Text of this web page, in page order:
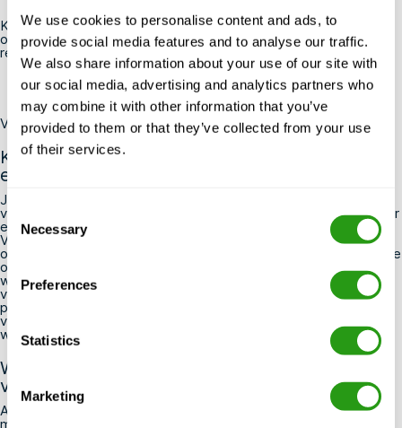
We use cookies to personalise content and ads, to
provide social media features and to analyse our traffic.
We also share information about your use of our site with
our social media, advertising and analytics partners who
may combine it with other information that you’ve
provided to them or that they’ve collected from your use
of their services.
Consent
Selection
Necessary
Preferences
Statistics
Marketing
Klaar om je certificaat te halen voor je volgende offshore-
opdracht? Bekijk onze BOSIET-, FOET- en HUET-cursussen
reserveer vandaag nog je plek.
Veelgestelde vragen
Kan een offshore-contract worden verlengd,
en hoe vaak komt dat voor?
Ja, contractverlengingen komen vrij vaak voor bij offshorewerk,
vooral wanneer een project langer duurt dan gepland of wanneer
een exploitant een betrouwbare medewerker wil behouden.
Verlengingen worden meestal enkele weken voor de
oorspronkelijke einddatum aangeboden, dus het loont de moeite
om contact te houden met je werkgever of uitzendbureau
wanneer je contract bijna afloopt. Houd er rekening mee dat
voor elke verlenging al uw certificaten gedurende de extra
periode geldig moeten blijven — als een vervaldatum binnen de
verlengingsperiode valt, moet u deze vernieuwen voordat u
weer offshore gaat werken.
Wat gebeurt er als mijn veiligheidscertificaat
verloopt terwijl mijn contract nog loopt?
Als een certificaat tijdens de looptijd van een contract verloopt,
mag u doorgaans niet op de installatie blijven of ernaar